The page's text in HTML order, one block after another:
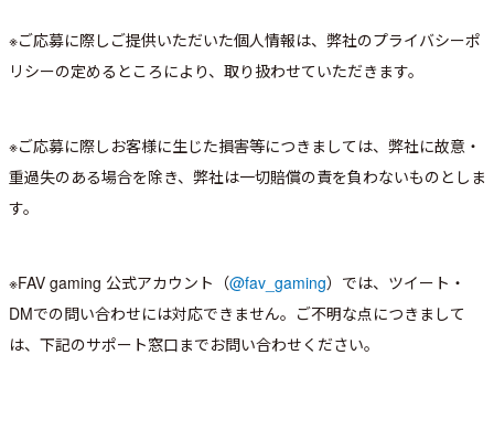
※ご応募に際しご提供いただいた個人情報は、弊社のプライバシーポ
リシーの定めるところにより、取り扱わせていただきます。
※ご応募に際しお客様に生じた損害等につきましては、弊社に故意・
重過失のある場合を除き、弊社は一切賠償の責を負わないものとしま
す。
※FAV gaming 公式アカウント（@fav_gaming）では、ツイート・
DMでの問い合わせには対応できません。ご不明な点につきまして
は、下記のサポート窓口までお問い合わせください。